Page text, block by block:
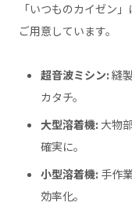
「いつものカイゼン
ご用意しています。
超音波ミシン: 縫
カタチ。
大型溶着機: 大物
確実に。
小型溶着機: 手作
効率化。